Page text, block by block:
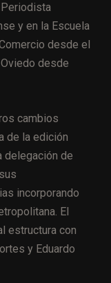
Periodista
y en la Escuela
desde el
desde
cambios
de la edición
delegación de
incorporando
El
estructura con
y Eduardo